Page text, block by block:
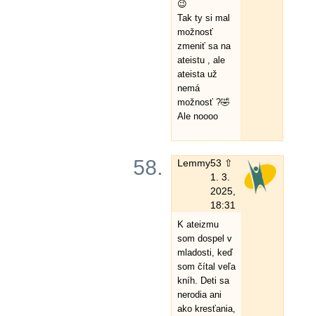
😉
Tak ty si mal
možnosť
zmeniť sa na
ateistu , ale
ateista už
nemá
možnosť ?🤣
Ale noooo
58. Lemmy53 ⇧
1. 3.
2025,
18:31
K ateizmu
som dospel v
mladosti, keď
som čítal veľa
kníh. Deti sa
nerodia ani
ako kresťania,